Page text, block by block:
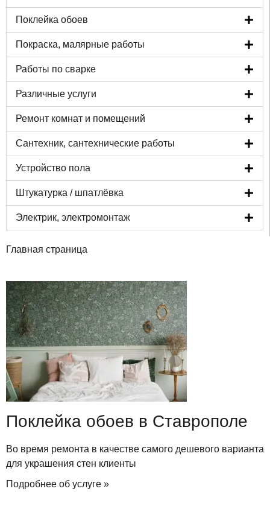
Поклейка обоев
Покраска, малярные работы
Работы по сварке
Различные услуги
Ремонт комнат и помещений
Сантехник, сантехнические работы
Устройство пола
Штукатурка / шпатлёвка
Электрик, электромонтаж
Главная страница
Поклейка обоев в Ставрополе
Во время ремонта в качестве самого дешевого варианта
для украшения стен клиенты
Подробнее об услуге »